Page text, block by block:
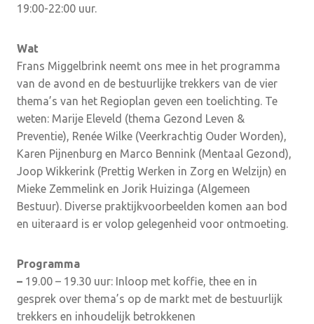
19:00-22:00 uur.
Wat
Frans Miggelbrink neemt ons mee in het programma
van de avond en de bestuurlijke trekkers van de vier
thema’s van het Regioplan geven een toelichting. Te
weten: Marije Eleveld (thema Gezond Leven &
Preventie), Renée Wilke (Veerkrachtig Ouder Worden),
Karen Pijnenburg en Marco Bennink (Mentaal Gezond),
Joop Wikkerink (Prettig Werken in Zorg en Welzijn) en
Mieke Zemmelink en Jorik Huizinga (Algemeen
Bestuur). Diverse praktijkvoorbeelden komen aan bod
en uiteraard is er volop gelegenheid voor ontmoeting.
Programma
– 19.00 – 19.30 uur: Inloop met koffie, thee en in
gesprek over thema’s op de markt met de bestuurlijk
trekkers en inhoudelijk betrokkenen